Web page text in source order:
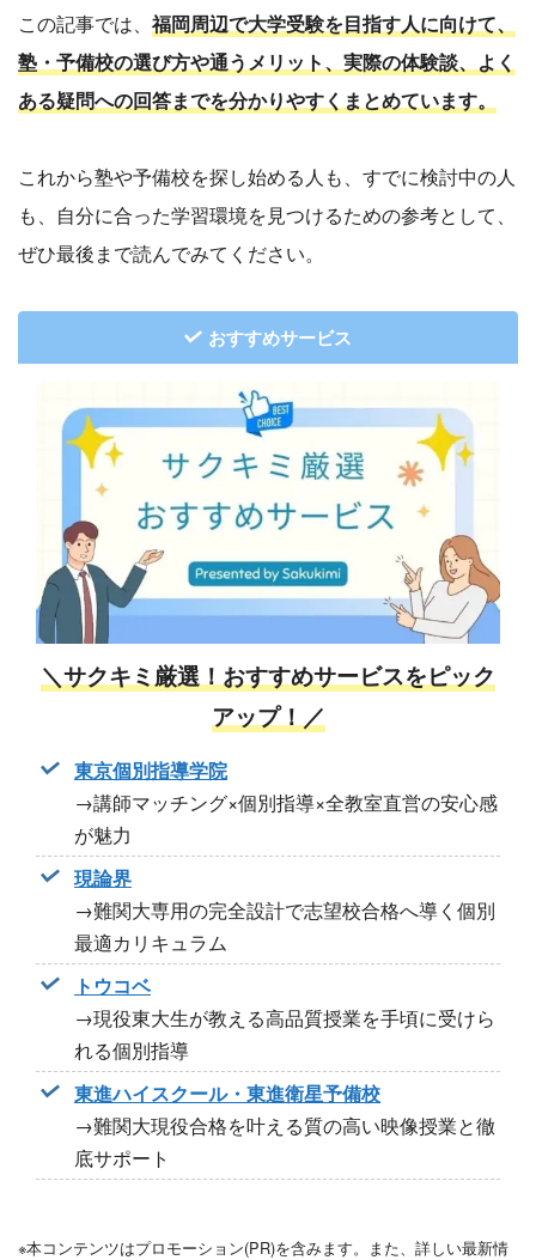
この記事では、 福岡周辺で大学受験を目指す人に向けて、
塾・予備校の選び方や通うメリット、実際の体験談、よく
ある疑問への回答までを分かりやすくまとめています。
これから塾や予備校を探し始める人も、すでに検討中の人
も、自分に合った学習環境を見つけるための参考として、
ぜひ最後まで読んでみてください。
おすすめサービス
＼サクキミ厳選！おすすめサービスをピック
アップ！／
東京個別指導学院
→講師マッチング×個別指導×全教室直営の安心感
が魅力
現論界
→難関大専用の完全設計で志望校合格へ導く個別
最適カリキュラム
トウコベ
→現役東大生が教える高品質授業を手頃に受けら
れる個別指導
東進ハイスクール・東進衛星予備校
→難関大現役合格を叶える質の高い映像授業と徹
底サポート
※本コンテンツはプロモーション(PR)を含みます。また、詳しい最新情